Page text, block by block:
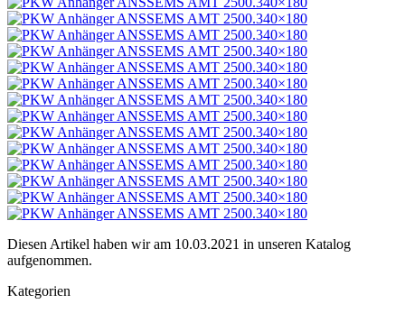
Diesen Artikel haben wir am 10.03.2021 in unseren Katalog
aufgenommen.
Kategorien